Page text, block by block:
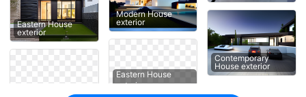
Eastern House
exterior
Modern House
exterior
Eastern House
Contemporary
House exterior